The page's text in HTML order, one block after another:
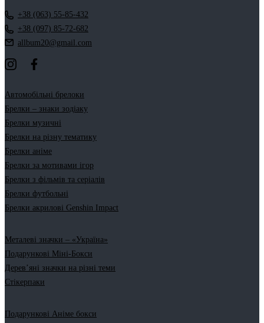
+38 (063) 55-85-432
+38 (097) 85-72-682
allbum20@gmail.com
Автомобільні брелоки
Брелки – знаки зодіаку
Брелки музичні
Брелки на різну тематику
Брелки аніме
Брелки за мотивами ігор
Брелки з фільмів та серіалів
Брелки футбольні
Брелки акрилові Genshin Impact
Металеві значки – «Україна»
Подарункові Міні-Бокси
Дерев’яні значки на різні теми
Стікерпаки
Подарункові Аніме бокси